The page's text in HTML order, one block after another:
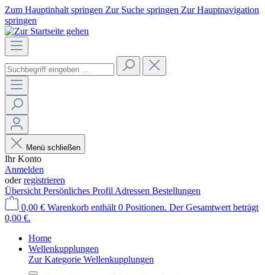
Zum Hauptinhalt springen Zur Suche springen Zur Hauptnavigation
springen
Menü schließen
Ihr Konto
Anmelden
oderregistrieren
Übersicht Persönliches Profil Adressen Bestellungen
0,00 € Warenkorb enthält 0 Positionen. Der Gesamtwert beträgt
0,00 €.
Home
Wellenkupplungen
Zur Kategorie Wellenkupplungen